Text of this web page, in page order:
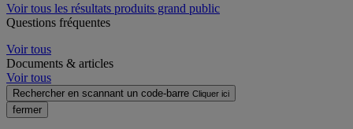
Voir tous les résultats produits grand public
Questions fréquentes
Voir tous
Documents & articles
Voir tous
Rechercher en scannant un code-barre Cliquer ici
fermer